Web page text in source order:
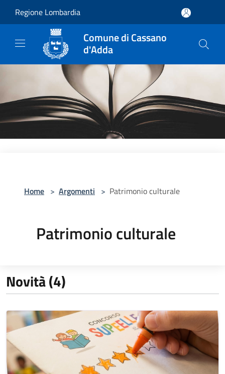
Regione Lombardia
Comune di Cassano
d'Adda
Home > Argomenti > Patrimonio culturale
Patrimonio culturale
Novità (4)